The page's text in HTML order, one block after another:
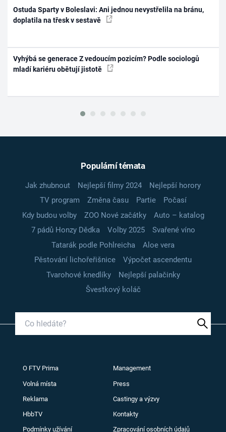
Ostuda Sparty v Boleslavi: Ani jednou nevystřelila na bránu,
doplatila na třesk v sestavě
Vyhýbá se generace Z vedoucím pozicím? Podle sociologů
mladí kariéru obětují jistotě
Populární témata
Jak zhubnout Nejlepší filmy 2024
Nejlepší horory
TV program
Změna času Partie
Počasí
Kdy budou volby
ZOO Nové začátky
Auto – katalog
7 pádů Honzy Dědka
Volby 2025
Svařené víno
Tatarák podle Pohlreicha
Aloe vera
Pěstování lichořeřišnice
Výpočet ascendentu
Tvarohové knedlíky
Nejlepší palačinky
Švestkový koláč
O FTV Prima Management
Volná místa Press
Reklama Castingy a výzvy
HbbTV Kontakty
Podmínky užívání Zpracování osobních údajů